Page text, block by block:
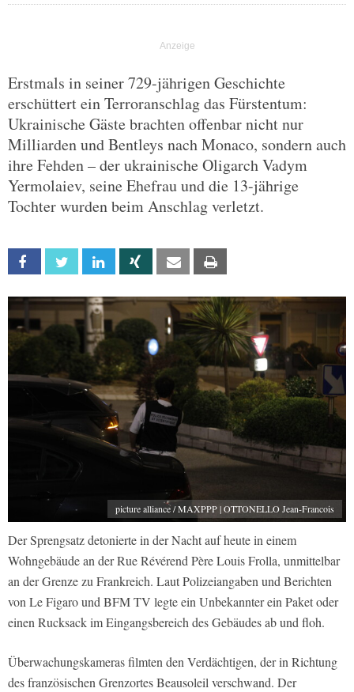
Erstmals in seiner 729-jährigen Geschichte
erschüttert ein Terroranschlag das Fürstentum:
Ukrainische Gäste brachten offenbar nicht nur
Milliarden und Bentleys nach Monaco, sondern auch
ihre Fehden – der ukrainische Oligarch Vadym
Yermolaiev, seine Ehefrau und die 13-jährige
Tochter wurden beim Anschlag verletzt.
Facebook Twitter Linkedin Xing Email
picture alliance / MAXPPP | OTTONELLO Jean-Francois
Der Sprengsatz detonierte in der Nacht auf heute in einem
Wohngebäude an der Rue Révérend Père Louis Frolla, unmittelbar
an der Grenze zu Frankreich. Laut Polizeiangaben und Berichten
von Le Figaro und BFM TV legte ein Unbekannter ein Paket oder
einen Rucksack im Eingangsbereich des Gebäudes ab und floh.
Überwachungskameras filmten den Verdächtigen, der in Richtung
des französischen Grenzortes Beausoleil verschwand. Der